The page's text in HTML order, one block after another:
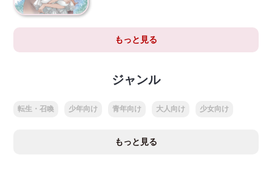
もっと見る
ジャンル
転生・召喚 少年向け 青年向け 大人向け 少女向け
もっと見る